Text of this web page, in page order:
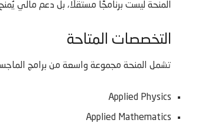
المنحة ليست برنامجًا مستقلًا، بل دعم مالي
التخصصات المتاحة
تشمل المنحة مجموعة واسعة من برامج
Applied Physics
Applied Mathematics